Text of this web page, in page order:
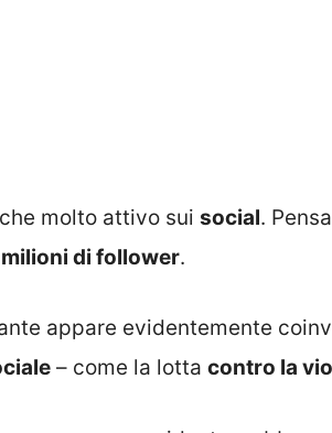
molto attivo sui social.
milioni di follower.
appare evidentemente
– come la lotta contro la